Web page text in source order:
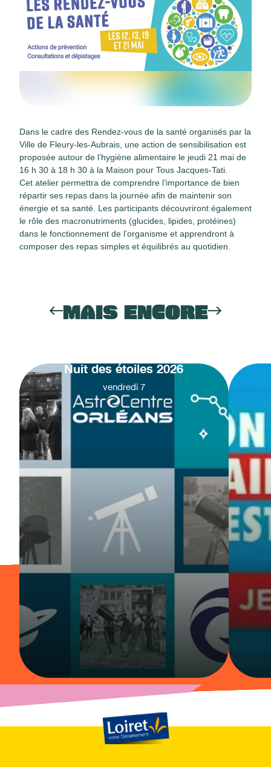
Dans le cadre des Rendez-vous de la santé organisés par la
Ville de Fleury-les-Aubrais, une action de sensibilisation est
proposée autour de l’hygiène alimentaire le jeudi 21 mai de
16 h 30 à 18 h 30 à la Maison pour Tous Jacques-Tati.
Cet atelier permettra de comprendre l’importance de bien
répartir ses repas dans la journée afin de maintenir son
énergie et sa santé. Les participants découvriront également
le rôle des macronutriments (glucides, lipides, protéines)
dans le fonctionnement de l’organisme et apprendront à
composer des repas simples et équilibrés au quotidien.
MAIS ENCORE
Nuit des étoiles 2026
vendredi 7